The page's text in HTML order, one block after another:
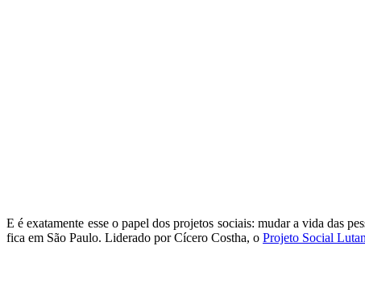
E é exatamente esse o papel dos projetos sociais: mudar a vida das
fica em São Paulo. Liderado por Cícero Costha, o Projeto Social